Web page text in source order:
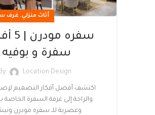
أثاث منزلي, غرف
سفرة و
By Location Design
اكتشف أفضل أفكار التصميم
والراحة إلى غرفة السفرة
وعصرية للـ سفره مودرن